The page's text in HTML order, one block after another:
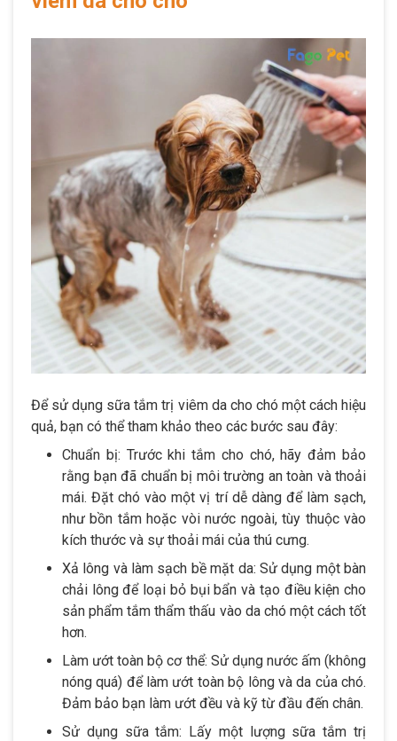
Để sử dụng sữa tắm trị viêm da cho chó một cách hiệu
quả, bạn có thể tham khảo theo các bước sau đây:
Chuẩn bị: Trước khi tắm cho chó, hãy đảm bảo
rằng bạn đã chuẩn bị môi trường an toàn và thoải
mái. Đặt chó vào một vị trí dễ dàng để làm sạch,
như bồn tắm hoặc vòi nước ngoài, tùy thuộc vào
kích thước và sự thoải mái của thú cưng.
Xả lông và làm sạch bề mặt da: Sử dụng một bàn
chải lông để loại bỏ bụi bẩn và tạo điều kiện cho
sản phẩm tắm thẩm thấu vào da chó một cách tốt
hơn.
Làm ướt toàn bộ cơ thể: Sử dụng nước ấm (không
nóng quá) để làm ướt toàn bộ lông và da của chó.
Đảm bảo bạn làm ướt đều và kỹ từ đầu đến chân.
Sử dụng sữa tắm: Lấy một lượng sữa tắm trị